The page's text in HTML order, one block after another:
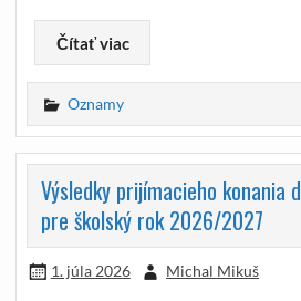
Čítať viac
Oznamy
Výsledky prijímacieho konania
pre školský rok 2026/2027
1. júla 2026 Michal Mikuš